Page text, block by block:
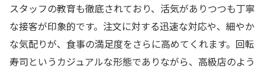
スタッフの教育も徹底されており、活気がありつつも丁寧
な接客が印象的です。注文に対する迅速な対応や、細やか
な気配りが、食事の満足度をさらに高めてくれます。回転
寿司というカジュアルな形態でありながら、高級店のよう